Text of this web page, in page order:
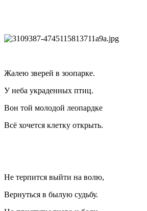
Жалею зверей в зоопарке.
У неба украденных птиц.
Вон той молодой леопардке
Всё хочется клетку открыть.
Не терпится выйти на волю,
Вернуться в былую судьбу.